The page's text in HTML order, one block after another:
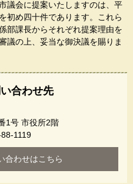
議会に提案いたしますのは、平
初め四十件であります。これら
部課長からそれぞれ提案理由を
議の上、妥当な御決議を賜りま
合わせ先
1号 市役所2階
1119
合わせはこちら